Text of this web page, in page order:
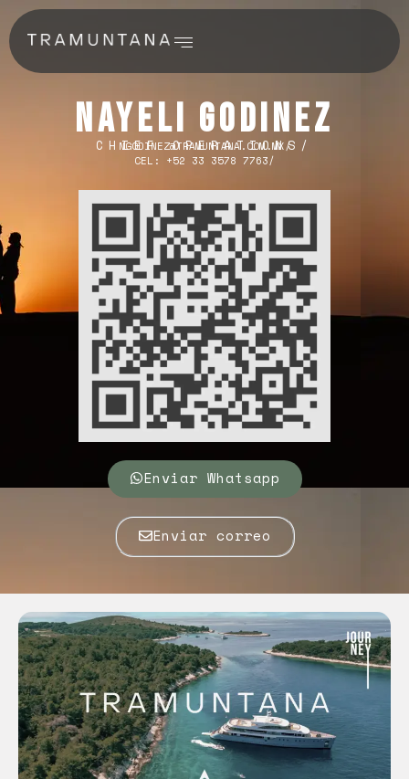
nayeli godinez
CHIEF OPERATIONS/
NGODINEZ@TRAMUNTANA.COM.MX/
CEL: +52 33 3578 7763/
Enviar Whatsapp
Enviar correo